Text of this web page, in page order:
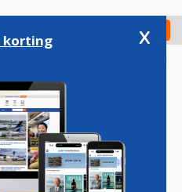
Check in
Vacatures
korting x